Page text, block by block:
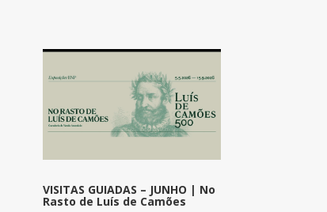
VISITAS GUIADAS – JUNHO | No
Rasto de Luís de Camões